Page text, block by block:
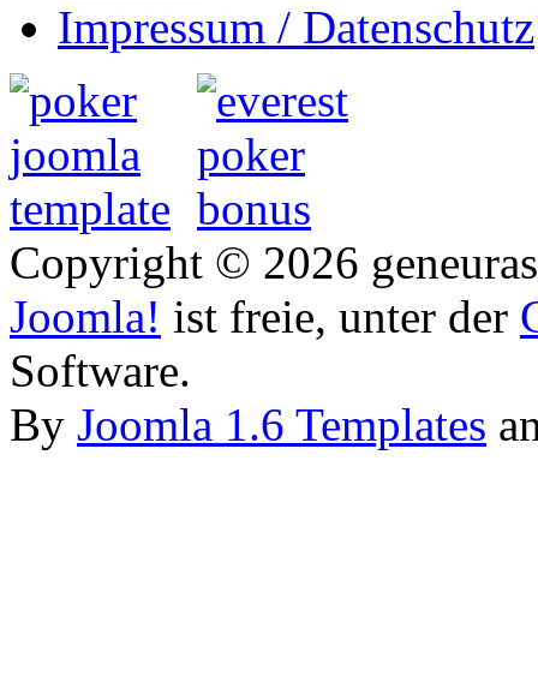
Impressum / Datenschutz
Copyright © 2026
Joomla! ist freie, unter der
Software.
By Joomla 1.6 Templates